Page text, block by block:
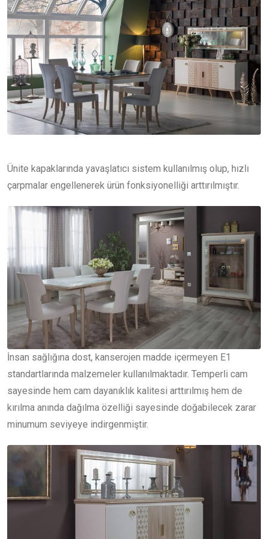
Ünite kapaklarında yavaşlatıcı sistem kullanılmış olup, hızlı
çarpmalar engellenerek ürün fonksiyonelliği arttırılmıştır.
İnsan sağlığına dost, kanserojen madde içermeyen E1
standartlarında malzemeler kullanılmaktadır. Temperli cam
sayesinde hem cam dayanıklık kalitesi arttırılmış hem de
kırılma anında dağılma özelliği sayesinde doğabilecek zarar
minumum seviyeye indirgenmiştir.